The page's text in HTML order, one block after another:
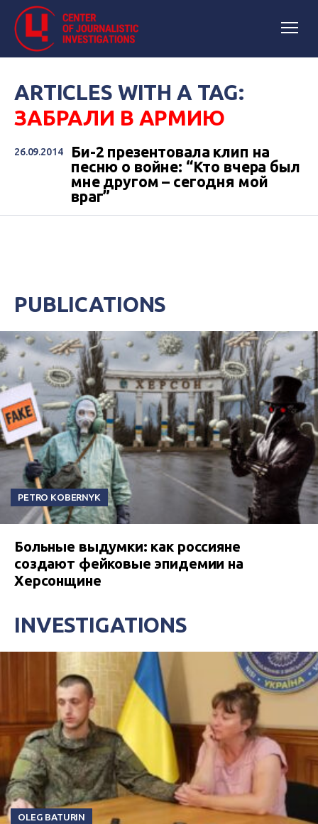
ARTICLES WITH A TAG:
ЗАБРАЛИ В АРМИЮ
26.09.2014
Би-2 презентовала клип на
песню о войне: “Кто вчера был
мне другом – сегодня мой
враг”
PUBLICATIONS
PETRO KOBERNYK
Больные выдумки: как россияне
создают фейковые эпидемии на
Херсонщине
INVESTIGATIONS
OLEG BATURIN